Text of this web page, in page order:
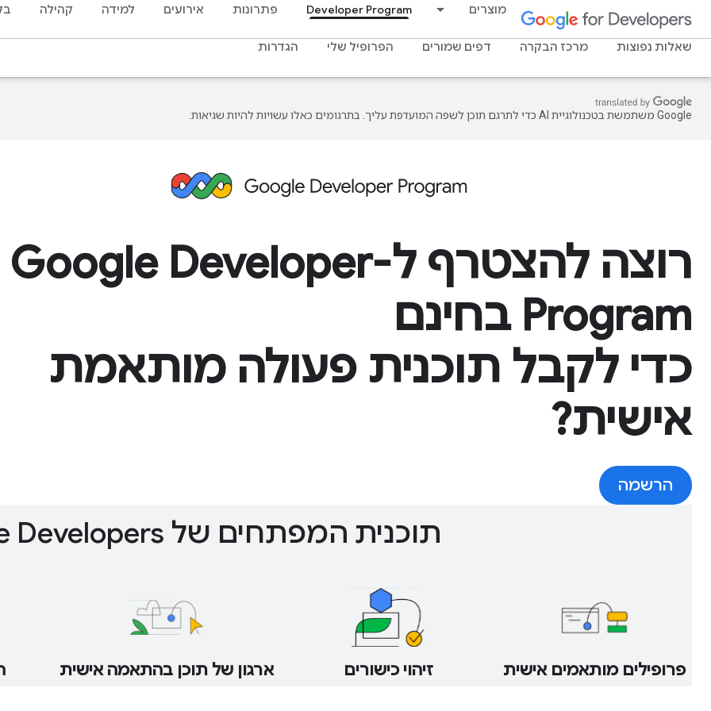
מוצרים Developer Program פתרונות אירועים למידה קהילה
שאלות נפוצות מרכז הבקרה דפים שמורים הפרופיל שלי הגדרות
‫Google משתמשת בטכנולוגיית AI כדי לתרגם תוכן לשפה המועדפת עליך. בתרגומים כאלו עשויות להיות שגיאות.
רוצה להצטרף ל-Google Developer
Program בחינם
כדי לקבל תוכנית פעולה מותאמת
אישית?
הרשמה
תוכנית המפתחים של Google Developers
פרופילים מותאמים אישית זיהוי כישורים ארגון של תוכן בהתאמה אישית